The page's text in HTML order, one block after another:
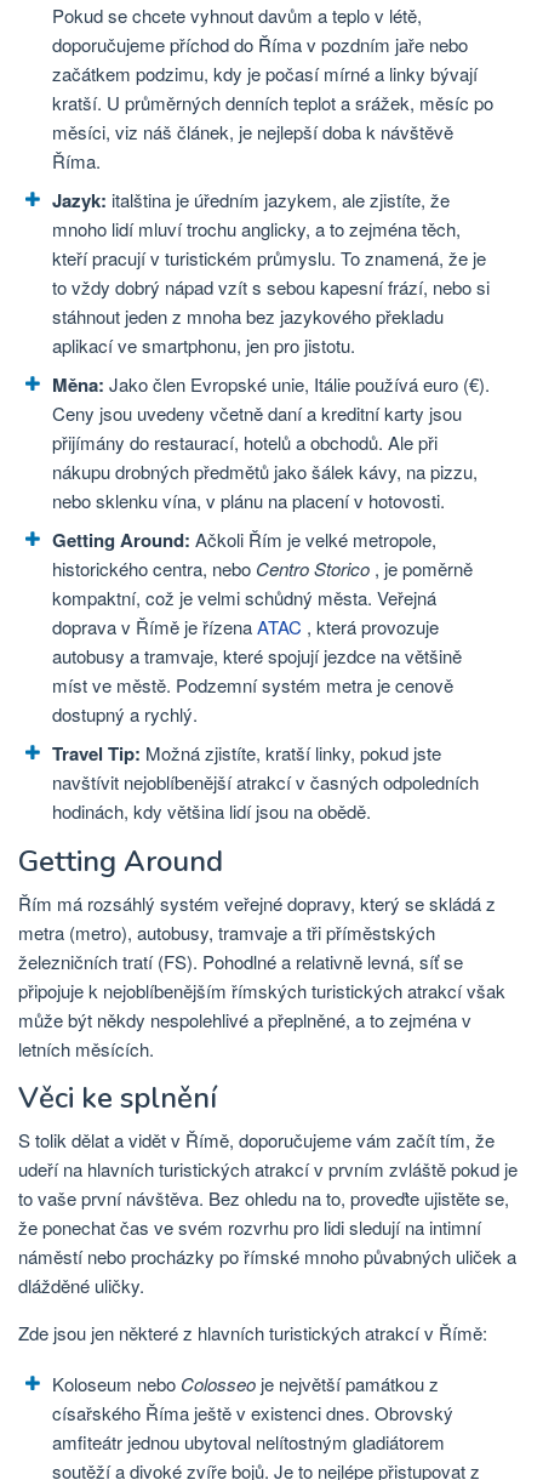
Pokud se chcete vyhnout davům a teplo v létě,
doporučujeme příchod do Říma v pozdním jaře nebo
začátkem podzimu, kdy je počasí mírné a linky bývají
kratší. U průměrných denních teplot a srážek, měsíc po
měsíci, viz náš článek, je nejlepší doba k návštěvě
Říma.
Jazyk: italština je úředním jazykem, ale zjistíte, že
mnoho lidí mluví trochu anglicky, a to zejména těch,
kteří pracují v turistickém průmyslu. To znamená, že je
to vždy dobrý nápad vzít s sebou kapesní frází, nebo si
stáhnout jeden z mnoha bez jazykového překladu
aplikací ve smartphonu, jen pro jistotu.
Měna: Jako člen Evropské unie, Itálie používá euro (€).
Ceny jsou uvedeny včetně daní a kreditní karty jsou
přijímány do restaurací, hotelů a obchodů. Ale při
nákupu drobných předmětů jako šálek kávy, na pizzu,
nebo sklenku vína, v plánu na placení v hotovosti.
Getting Around: Ačkoli Řím je velké metropole,
historického centra, nebo Centro Storico , je poměrně
kompaktní, což je velmi schůdný města. Veřejná
doprava v Římě je řízenaATAC , která provozuje
autobusy a tramvaje, které spojují jezdce na většině
míst ve městě. Podzemní systém metra je cenově
dostupný a rychlý.
Travel Tip: Možná zjistíte, kratší linky, pokud jste
navštívit nejoblíbenější atrakcí v časných odpoledních
hodinách, kdy většina lidí jsou na obědě.
Getting Around
Řím má rozsáhlý systém veřejné dopravy, který se skládá z
metra (metro), autobusy, tramvaje a tři příměstských
železničních tratí (FS). Pohodlné a relativně levná, síť se
připojuje k nejoblíbenějším římských turistických atrakcí však
může být někdy nespolehlivé a přeplněné, a to zejména v
letních měsících.
Věci ke splnění
S tolik dělat a vidět v Římě, doporučujeme vám začít tím, že
udeří na hlavních turistických atrakcí v prvním zvláště pokud je
to vaše první návštěva. Bez ohledu na to, proveďte ujistěte se,
že ponechat čas ve svém rozvrhu pro lidi sledují na intimní
náměstí nebo procházky po římské mnoho půvabných uliček a
dlážděné uličky.
Zde jsou jen některé z hlavních turistických atrakcí v Římě:
Koloseum nebo Colosseo je největší památkou z
císařského Říma ještě v existenci dnes. Obrovský
amfiteátr jednou ubytoval nelítostným gladiátorem
soutěží a divoké zvíře bojů. Je to nejlépe přistupovat z